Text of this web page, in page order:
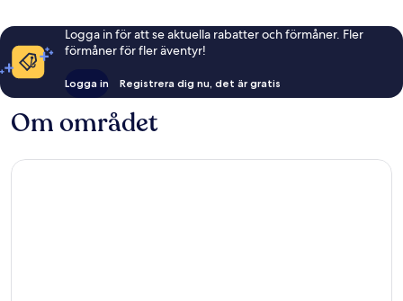
Logga in för att se aktuella rabatter och förmåner. Fler
förmåner för fler äventyr!
Logga in Registrera dig nu, det är gratis
Om området